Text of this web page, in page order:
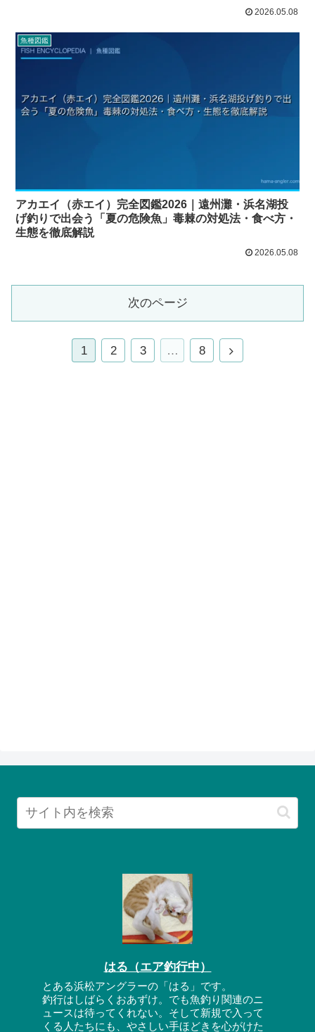
2026.05.08
魚種図鑑
アカエイ（赤エイ）完全図鑑2026｜遠州灘・浜名湖投
げ釣りで出会う「夏の危険魚」毒棘の対処法・食べ方・
生態を徹底解説
2026.05.08
次のページ
1 2 3 … 8
はる（エア釣行中）
とある浜松アングラーの「はる」です。
釣行はしばらくおあずけ。でも魚釣り関連のニ
ュースは待ってくれない。そして新規で入って
くる人たちにも、やさしい手ほどきを心がけた